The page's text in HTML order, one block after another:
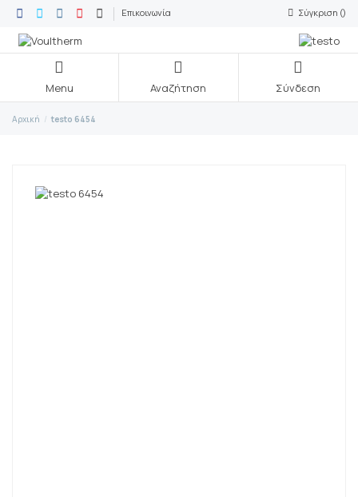
Επικοινωνία Σύγκριση ()
Menu Αναζήτηση Σύνδεση
Αρχική testo 6454